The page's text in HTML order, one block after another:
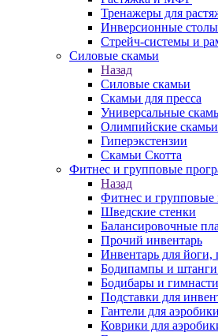
Тренажеры для
Инверсионные столы
Стрейч-системы и
Силовые скамьи
Назад
Силовые скамьи
Скамьи для пресса
Универсальные
Олимпийские
Гиперэкстензии
Скамьи Скотта
Фитнес и групповые
Назад
Фитнес и
Шведские стенки
Балансировочные
Прочий инвентарь
Инвентарь для йоги,
Бодипампы и штанги
Бодибары и
Подставки для
Гантели для аэробики
Коврики для